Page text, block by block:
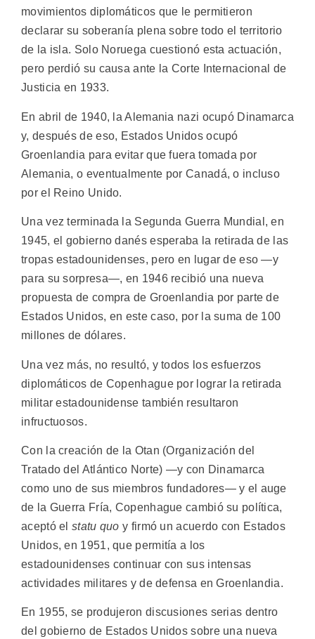
movimientos diplomáticos que le permitieron
declarar su soberanía plena sobre todo el territorio
de la isla. Solo Noruega cuestionó esta actuación,
pero perdió su causa ante la Corte Internacional de
Justicia en 1933.
En abril de 1940, la Alemania nazi ocupó Dinamarca
y, después de eso, Estados Unidos ocupó
Groenlandia para evitar que fuera tomada por
Alemania, o eventualmente por Canadá, o incluso
por el Reino Unido.
Una vez terminada la Segunda Guerra Mundial, en
1945, el gobierno danés esperaba la retirada de las
tropas estadounidenses, pero en lugar de eso —y
para su sorpresa—, en 1946 recibió una nueva
propuesta de compra de Groenlandia por parte de
Estados Unidos, en este caso, por la suma de 100
millones de dólares.
Una vez más, no resultó, y todos los esfuerzos
diplomáticos de Copenhague por lograr la retirada
militar estadounidense también resultaron
infructuosos.
Con la creación de la Otan (Organización del
Tratado del Atlántico Norte) —y con Dinamarca
como uno de sus miembros fundadores— y el auge
de la Guerra Fría, Copenhague cambió su política,
aceptó el statu quo y firmó un acuerdo con Estados
Unidos, en 1951, que permitía a los
estadounidenses continuar con sus intensas
actividades militares y de defensa en Groenlandia.
En 1955, se produjeron discusiones serias dentro
del gobierno de Estados Unidos sobre una nueva